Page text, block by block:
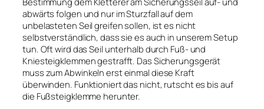
abwärts folgen und nur im Sturzfall auf dem
unbelasteten Seil greifen sollen, ist es nicht
selbstverständlich, dass sie es auch in unserem Setup
tun. Oft wird das Seil unterhalb durch Fuß- und
Kniesteigklemmen gestrafft. Das Sicherungsgerät
muss zum Abwinkeln erst einmal diese Kraft
überwinden. Funktioniert das nicht, rutscht es bis auf
die Fußsteigklemme herunter.